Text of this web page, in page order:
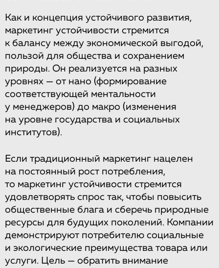
Как и концепция устойчивого развития,
маркетинг устойчивости стремится
к балансу между экономической выгодой,
пользой для общества и сохранением
природы. Он реализуется на разных
уровнях — от нано (формирование
соответствующей ментальности
у менеджеров) до макро (изменения
на уровне государства и социальных
институтов).
Если традиционный маркетинг нацелен
на постоянный рост потребления,
то маркетинг устойчивости стремится
удовлетворять спрос так, чтобы повысить
общественные блага и сберечь природные
ресурсы для будущих поколений. Компании
демонстрируют потребителю социальные
и экологические преимущества товара или
услуги. Цель — обратить внимание